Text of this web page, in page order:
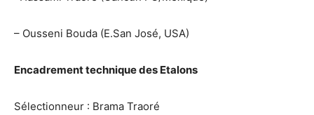
– Ousseni Bouda (E.San José, USA)
Encadrement technique des Etalons
Sélectionneur : Brama Traoré